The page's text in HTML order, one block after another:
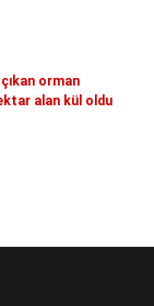
orman
alan kül oldu